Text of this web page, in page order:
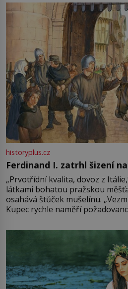
Francie, kde se traduje,
historyplus.cz
Ferdinand I. zatrhl šizení
„Prvotřídní kvalita, dovoz z
látkami bohatou pražskou
osahává štůček mušelínu.
Kupec rychle naměří
milostpaní. Stačí jenom na
množství růžového mušelínu.